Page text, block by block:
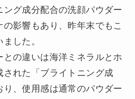
グ成分配合の洗顔パウダー
影響もあり、昨年末でもこ
した。
の違いは海洋ミネラルとホ
された「ブライトニング成
、使用感は通常のパウダー